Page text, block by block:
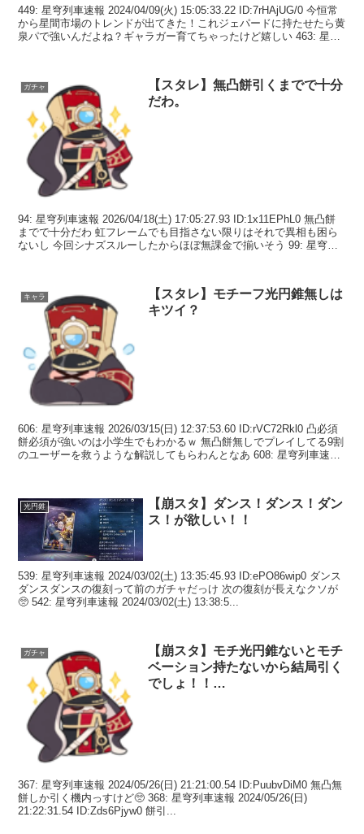
449: 星穹列車速報 2024/04/09(火) 15:05:33.22 ID:7rHAjUG/0 今恒常
から星間市場のトレンドが出てきた！これジェパードに持たせたら黄
泉パで強いんだよね？ギャラガー育てちゃったけど嬉しい 463: 星穹
ガチャ
【スタレ】無凸餅引くまでで十分
だわ。
94: 星穹列車速報 2026/04/18(土) 17:05:27.93 ID:1x11EPhL0 無凸餅
までで十分だわ 虹フレームでも目指さない限りはそれで異相も困ら
ないし 今回シナズスルーしたからほぼ無課金で揃いそう 99: 星穹列
キャラ
【スタレ】モチーフ光円錐無しは
キツイ？
606: 星穹列車速報 2026/03/15(日) 12:37:53.60 ID:rVC72Rkl0 凸必須
餅必須が強いのは小学生でもわかるｗ 無凸餅無しでプレイしてる9割
のユーザーを救うような解説してもらわんとなあ 608: 星穹列車速
光円錐
【崩スタ】ダンス！ダンス！ダン
ス！が欲しい！！
539: 星穹列車速報 2024/03/02(土) 13:35:45.93 ID:ePO86wip0 ダンス
ダンスダンスの復刻って前のガチャだっけ 次の復刻が長えなクソが
🥺 542: 星穹列車速報 2024/03/02(土) 13:38:5...
ガチャ
【崩スタ】モチ光円錐ないとモチ
ベーション持たないから結局引く
でしょ！！…
367: 星穹列車速報 2024/05/26(日) 21:21:00.54 ID:PuubvDiM0 無凸無
餅しか引く機内っすけど🥺 368: 星穹列車速報 2024/05/26(日)
21:22:31.54 ID:Zds6Pjyw0 餅引...